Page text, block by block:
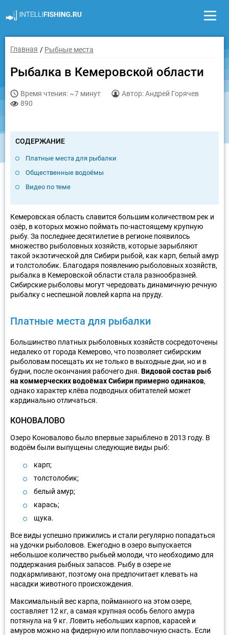
Главная Рыбные места
Рыбалка в Кемеровской области
Время чтения: ~7 минут
Автор: Андрей Горячев
890
СОДЕРЖАНИЕ
Платные места для рыбалки
Общественные водоёмы
Видео по теме
Кемеровская область славится большим количеством рек и
озёр, в которых можно поймать по-настоящему крупную
рыбу. За последнее десятилетие в регионе появилось
множество рыболовных хозяйств, которые зарыбляют
такой экзотической для Сибири рыбой, как карп, белый амур
и толстолобик. Благодаря появлению рыболовных хозяйств,
рыбалка в Кемеровской области стала разнообразней.
Сибирские рыболовы могут чередовать динамичную речную
рыбалку с неспешной ловлей карпа на пруду.
Платные места для рыбалки
Большинство платных рыболовных хозяйств сосредоточены
недалеко от города Кемерово, что позволяет сибирским
рыболовам посещать их не только в выходные дни, но и в
будни, после окончания рабочего дня. Видовой состав рыб
на коммерческих водоёмах Сибири примерно одинаков,
однако характер клёва подводных обитателей может
кардинально отличаться.
КОНОВАЛОВО
Озеро Коновалово было впервые зарыблено в 2013 году. В
водоём были выпущены следующие виды рыб:
карп;
толстолобик;
белый амур;
карась;
щука.
Все виды успешно прижились и стали регулярно попадаться
на удочки рыболовов. Ежегодно в озеро выпускается
небольшое количество рыбьей молоди, что необходимо для
поддержания рыбных запасов. Рыбу в озере не
подкармливают, поэтому она предпочитает клевать на
насадки животного происхождения.
Максимальный вес карпа, пойманного на этом озере,
составляет 12 кг, а самая крупная особь белого амура
потянула на 9 кг. Ловить небольших карпов, карасей и
амуров можно на фидерную или поплавочную снасть. Если